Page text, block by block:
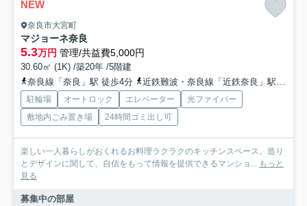
NEW
奈良市大宮町
マジョーネ奈良
5.3万円 管理/共益費5,000円
30.60㎡ (1K) /築20年 /5階建
奈良線「奈良」駅 徒歩4分
近鉄難波・奈良線「近鉄奈良」駅 徒歩8分
駐輪場 オートロック エレベーター
光ファイバー
敷地内ごみ置き場
24時間ゴミ出し可
楽しい一人暮らしがおくれるお料理ラクラクのキッチンスペース。造り
とデザインに関して、自信をもって情報を提供できるマンショ... もっと
見る
募集中の部屋